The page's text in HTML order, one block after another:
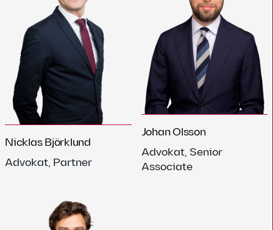
Nicklas Björklund
Advokat, Partner
Johan Olsson
Advokat, Senior
Associate